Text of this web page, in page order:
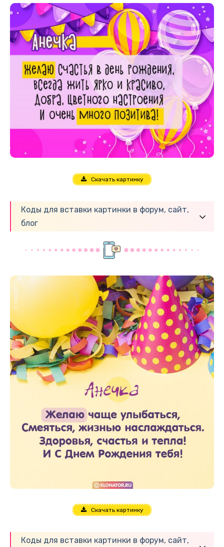
Скачать картинку
Коды для вставки картинки в форум, сайт,
блог
Скачать картинку
Коды для вставки картинки в форум, сайт,